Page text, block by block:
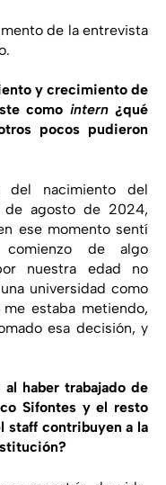
de la entrevista
y crecimiento de
como intern¿qué
pocos pudieron
nacimiento del
de agosto de 2024,
ese momento sentí
de algo
nuestra edad no
universidad como
estaba metiendo,
esa decisión, y
haber trabajado de
Sifontes y el resto
staff contribuyen a la